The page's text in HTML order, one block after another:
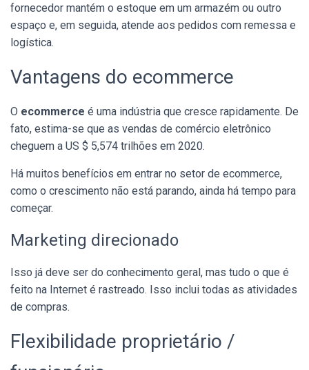
fornecedor mantém o estoque em um armazém ou outro
espaço e, em seguida, atende aos pedidos com remessa e
logística.
Vantagens do ecommerce
O ecommerce é uma indústria que cresce rapidamente. De
fato, estima-se que as vendas de comércio eletrônico
cheguem a US $ 5,574 trilhões em 2020.
Há muitos benefícios em entrar no setor de ecommerce,
como o crescimento não está parando, ainda há tempo para
começar.
Marketing direcionado
Isso já deve ser do conhecimento geral, mas tudo o que é
feito na Internet é rastreado. Isso inclui todas as atividades
de compras.
Flexibilidade proprietário /